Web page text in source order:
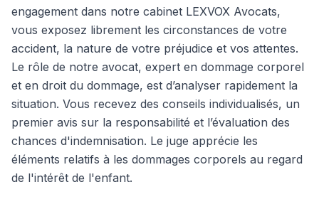
engagement dans notre cabinet LEXVOX Avocats,
vous exposez librement les circonstances de votre
accident, la nature de votre préjudice et vos attentes.
Le rôle de notre avocat, expert en dommage corporel
et en droit du dommage, est d’analyser rapidement la
situation. Vous recevez des conseils individualisés, un
premier avis sur la responsabilité et l’évaluation des
chances d'indemnisation. Le juge apprécie les
éléments relatifs à les dommages corporels au regard
de l'intérêt de l'enfant.